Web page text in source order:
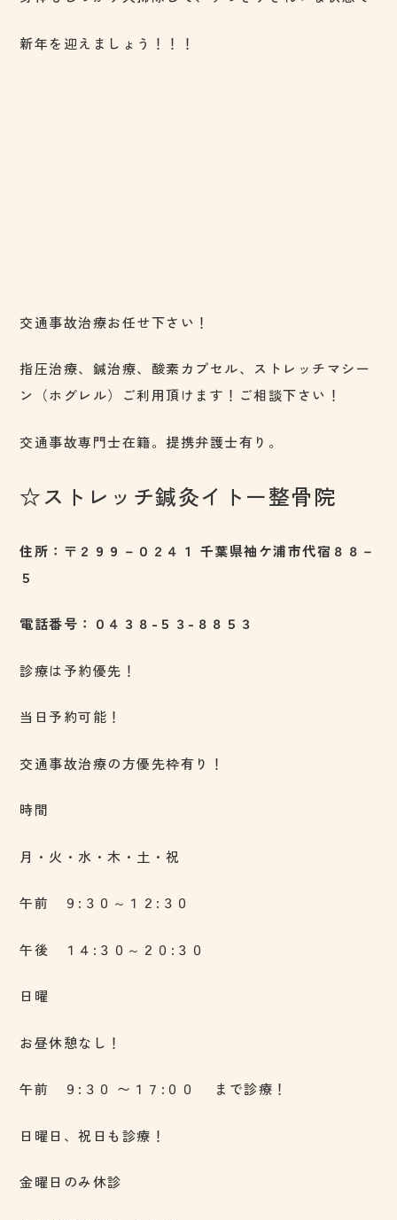
新年を迎えましょう！！！
交通事故治療お任せ下さい！
指圧治療、鍼治療、酸素カプセル、ストレッチマシー
ン（ホグレル）ご利用頂けます！ご相談下さい！
交通事故専門士在籍。提携弁護士有り。
☆ストレッチ鍼灸イトー整骨院
住所：〒２９９－０２４１ 千葉県袖ケ浦市代宿８８－
５
電話番号：０４３８-５３-８８５３
診療は予約優先！
当日予約可能！
交通事故治療の方優先枠有り！
時間
月・火・水・木・土・祝
午前 ９:３０～１２:３０
午後 １４:３０～２０:３０
日曜
お昼休憩なし！
午前 ９:３０ 〜１７:００ まで診療！
日曜日、祝日も診療！
金曜日のみ休診